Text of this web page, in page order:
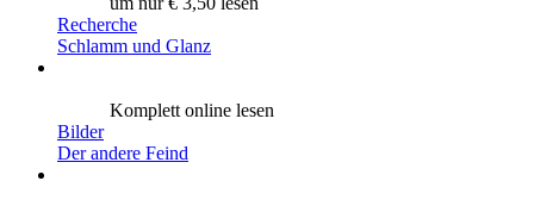
Recherche
Schlamm und Glanz
Komplett online lesen
Bilder
Der andere Feind